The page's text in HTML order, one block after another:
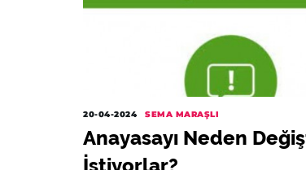
20-04-2024 SEMA MARAŞLI
Anayasayı Neden